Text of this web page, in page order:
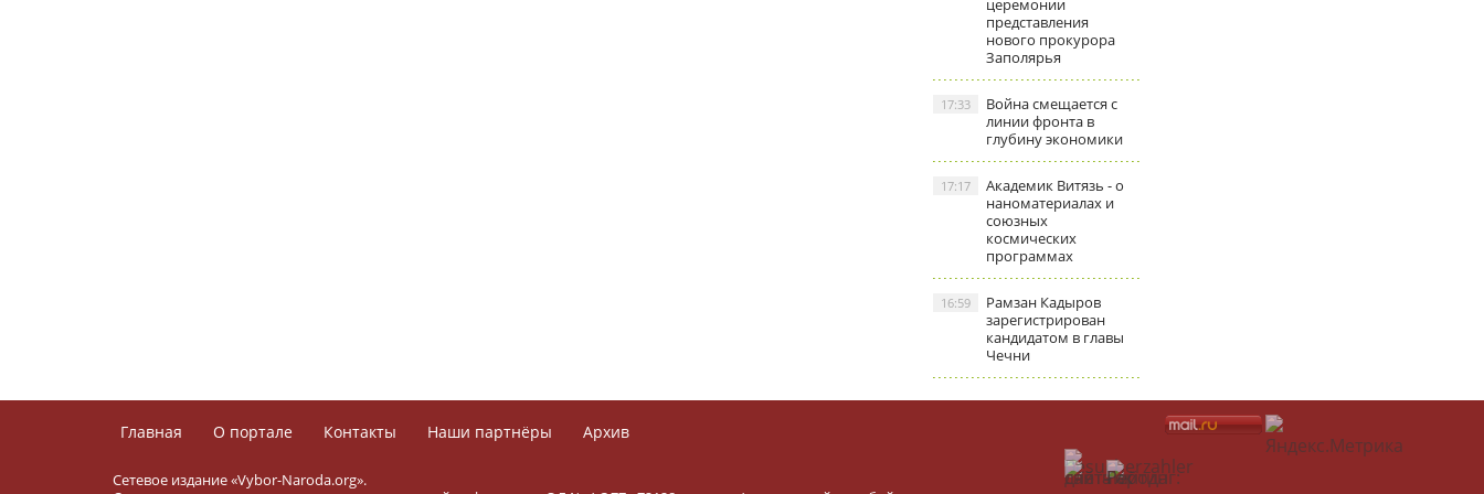
церемонии
представления
нового прокурора
Заполярья
Война смещается с
линии фронта в
глубину экономики
17:33
Академик Витязь - о
наноматериалах и
союзных
космических
программах
17:17
Рамзан Кадыров
зарегистрирован
кандидатом в главы
Чечни
16:59
Главная О портале Контакты Наши партнёры Архив
Сетевое издание «Vybor-Naroda.org».